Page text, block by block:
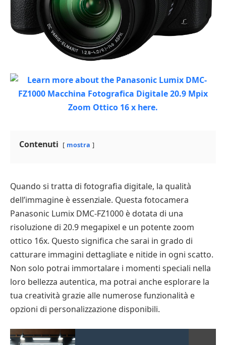
Contenuti mostra
Quando si tratta di fotografia digitale, la qualità
dell’immagine è essenziale. Questa fotocamera
Panasonic Lumix DMC-FZ1000 è dotata di una
risoluzione di 20.9 megapixel e un potente zoom
ottico 16x. Questo significa che sarai in grado di
catturare immagini dettagliate e nitide in ogni scatto.
Non solo potrai immortalare i momenti speciali nella
loro bellezza autentica, ma potrai anche esplorare la
tua creatività grazie alle numerose funzionalità e
opzioni di personalizzazione disponibili.